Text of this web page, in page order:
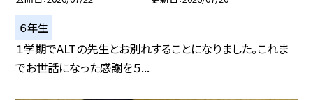
６年生
１学期でALTの先生とお別れすることになりました。これま
でお世話になった感謝を５...